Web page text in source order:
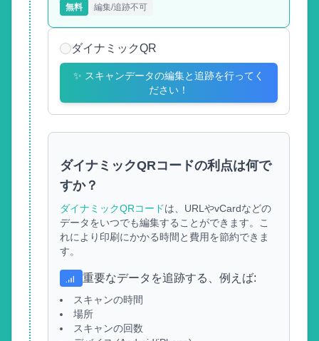
無料 編集/追跡不可
ダイナミックQR
✨ スキャンデータの編集と追跡を行ってく
ださい！
ダイナミックQRコードの利点は何で
すか？
ダイナミックQRコードは、URLやvCardなどの
データをいつでも編集することができます。こ
れにより印刷にかかる時間と費用を節約できま
す。
重要なデータを追跡する、例えば:
スキャンの時間
場所
スキャンの回数